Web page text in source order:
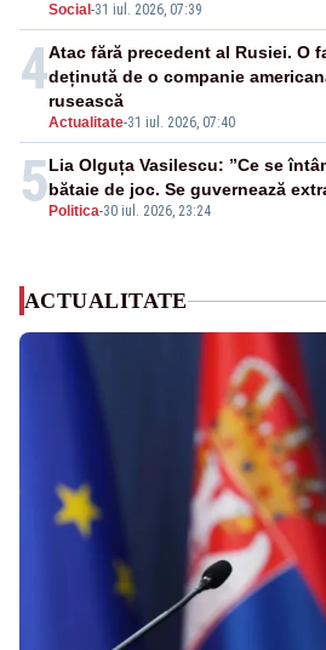
Social -31 iul. 2026, 07:39
4
Actualitate-31 iul. 2026, 07:40
Atac fără precedent al Rusiei. O
deținută de o companie
rusească
5 Politica-30 iul. 2026, 23:24
Lia Olguța Vasilescu: ”Ce se
bătaie de joc. Se guvernează
ACTUALITATE